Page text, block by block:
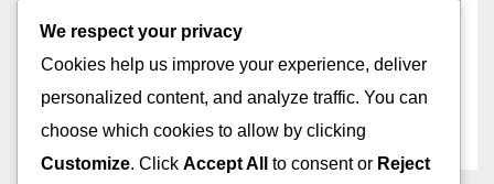
Rotirajuća zona obrane:
Kretanje igrača,
komunikacija, učinkovitost
We respect your privacy
Cookies help us improve your experience, deliver
personalized content, and analyze traffic. You can
choose which cookies to allow by clicking
Customize. Click Accept All to consent or Reject